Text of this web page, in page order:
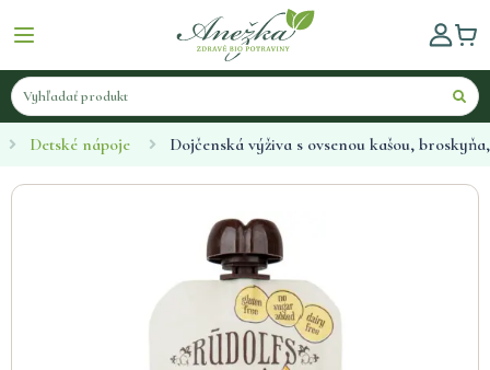
Detské nápoje Dojčenská výživa s ovsenou kašou,